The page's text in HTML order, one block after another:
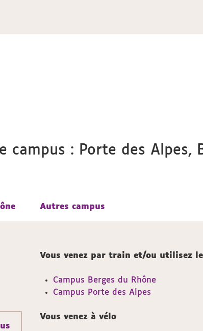
campus : Porte des Alpes,
Autres campus
Autres campus
Vous venez par train et/ou utilisez
Campus Berges du Rhône
Campus Porte des Alpes
Vous venez à vélo